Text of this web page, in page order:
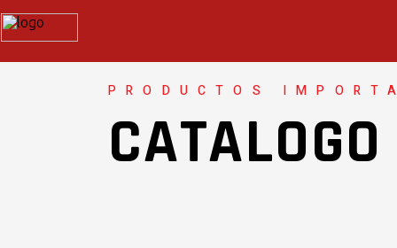
PRODUCTOS
CATALOGO